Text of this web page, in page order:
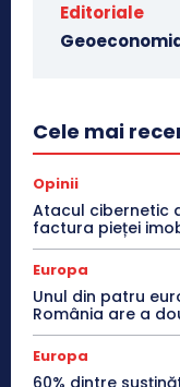
Editoriale
Cele mai
Opinii
Atacul cibernetic
factura pieței
Europa
Unul din patru
România are a
Europa